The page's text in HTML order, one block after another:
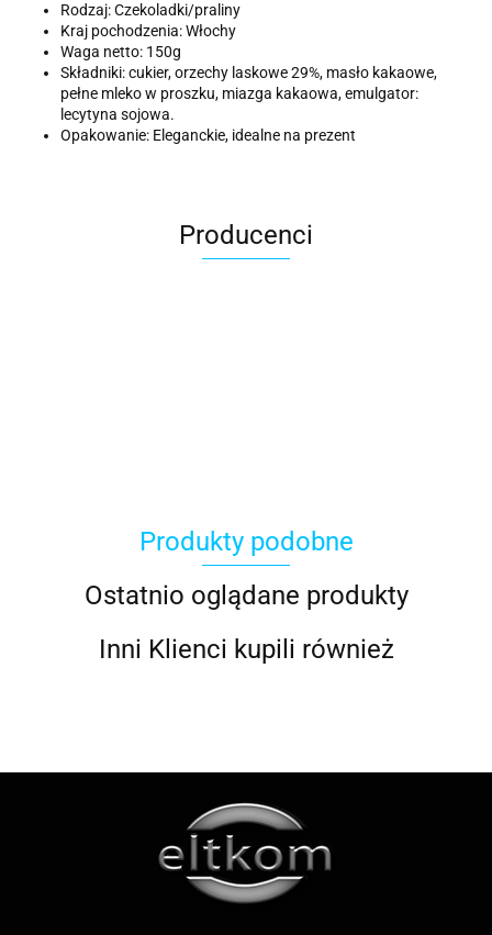
Rodzaj: Czekoladki/praliny
Kraj pochodzenia: Włochy
Waga netto: 150g
Składniki: cukier, orzechy laskowe 29%, masło kakaowe,
pełne mleko w proszku, miazga kakaowa, emulgator:
lecytyna sojowa.
Opakowanie: Eleganckie, idealne na prezent
Producenci
ACOOL TOY
AMAZFIT
Produkty podobne
Ostatnio oglądane produkty
Inni Klienci kupili również